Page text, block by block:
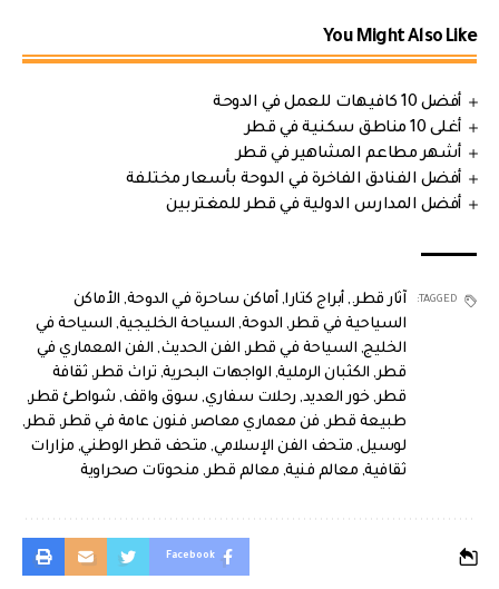
You Might Also Like
أفضل 10 كافيهات للعمل في الدوحة
أغلى 10 مناطق سكنية في قطر
أشهر مطاعم المشاهير في قطر
أفضل الفنادق الفاخرة في الدوحة بأسعار مختلفة
أفضل المدارس الدولية في قطر للمغتربين
TAGGED: آثار قطر., أبراج كتارا, أماكن ساحرة في الدوحة, الأماكن
السياحية في قطر, الدوحة, السياحة الخليجية, السياحة في
الخليج, السياحة في قطر, الفن الحديث, الفن المعماري في
قطر, الكثبان الرملية, الواجهات البحرية, تراث قطر, ثقافة
قطر,خور العديد, رحلات سفاري, سوق واقف, شواطئ قطر,
طبيعة قطر, فن معماري معاصر, فنون عامة في قطر, قطر,
لوسيل, متحف الفن الإسلامي, متحف قطر الوطني, مزارات
ثقافية, معالم فنية, معالم قطر, منحوتات صحراوية
Facebook